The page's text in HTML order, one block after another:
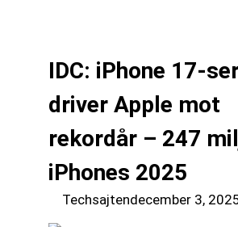
IDC: iPhone 17-
driver Apple mot
rekordår – 247
iPhones 2025
Techsajtendecember 3,